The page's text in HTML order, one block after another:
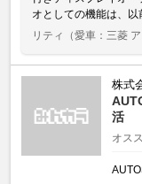
オとしての機能は、以
リティ
（愛車：三菱 ア
株式
活
オス